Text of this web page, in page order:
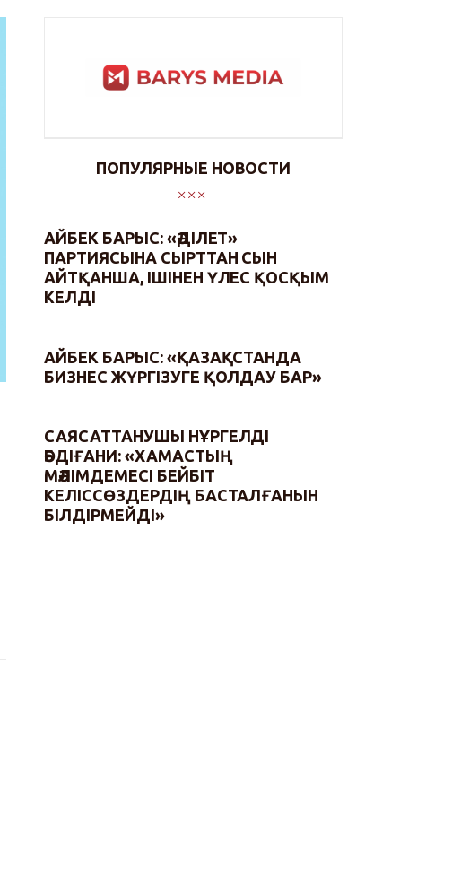
ПОПУЛЯРНЫЕ НОВОСТИ
АЙБЕК БАРЫС: «ӘДІЛЕТ»
ПАРТИЯСЫНА СЫРТТАН СЫН
АЙТҚАНША, ІШІНЕН ҮЛЕС ҚОСҚЫМ
КЕЛДІ
АЙБЕК БАРЫС: «ҚАЗАҚСТАНДА
БИЗНЕС ЖҮРГІЗУГЕ ҚОЛДАУ БАР»
САЯСАТТАНУШЫ НҰРГЕЛДІ
ӘБДІҒАНИ: «ХАМАСТЫҢ
МӘЛІМДЕМЕСІ БЕЙБІТ
КЕЛІССӨЗДЕРДІҢ БАСТАЛҒАНЫН
БІЛДІРМЕЙДІ»